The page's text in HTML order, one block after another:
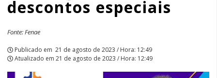
Apcefs
está
com
descontos especiais
Fonte: Fenae
Publicado em 21 de agosto de 2023 / Hora: 12:49
Atualizado em 21 de agosto de 2023 / Hora: 12:49